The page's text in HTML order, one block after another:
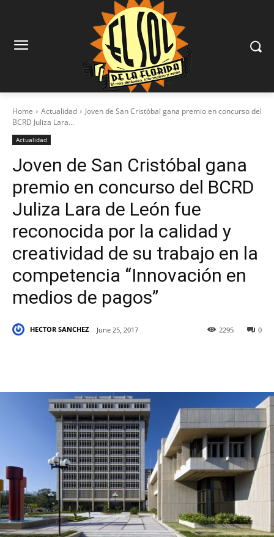
Home Actualidad
Joven de San Cristóbal gana premio en concurso del
BCRD Juliza Lara...
Actualidad
Joven de San Cristóbal gana
premio en concurso del BCRD
Juliza Lara de León fue
reconocida por la calidad y
creatividad de su trabajo en la
competencia “Innovación en
medios de pagos”
HECTOR SANCHEZ June 25, 2017 0
2295